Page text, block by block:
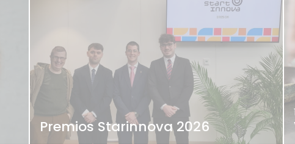
Premios Starinnova 2026